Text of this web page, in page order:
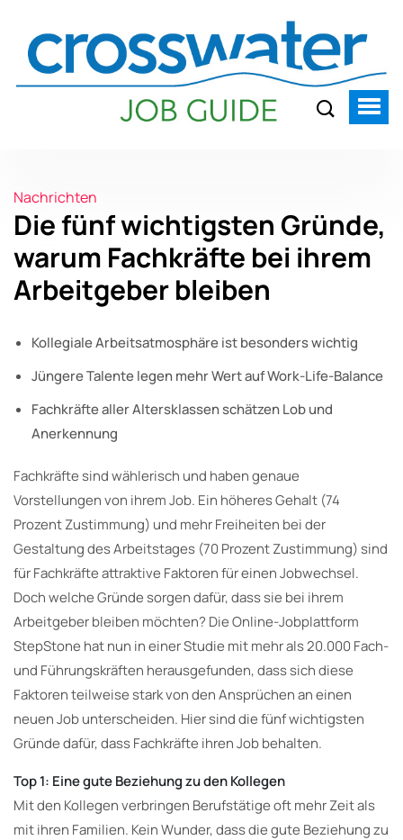
Nachrichten
Die fünf wichtigsten Gründe,
warum Fachkräfte bei ihrem
Arbeitgeber bleiben
Kollegiale Arbeitsatmosphäre ist besonders wichtig
Jüngere Talente legen mehr Wert auf Work-Life-Balance
Fachkräfte aller Altersklassen schätzen Lob und
Anerkennung
Fachkräfte sind wählerisch und haben genaue
Vorstellungen von ihrem Job. Ein höheres Gehalt (74
Prozent Zustimmung) und mehr Freiheiten bei der
Gestaltung des Arbeitstages (70 Prozent Zustimmung) sind
für Fachkräfte attraktive Faktoren für einen Jobwechsel.
Doch welche Gründe sorgen dafür, dass sie bei ihrem
Arbeitgeber bleiben möchten? Die Online-Jobplattform
StepStone hat nun in einer Studie mit mehr als 20.000 Fach-
und Führungskräften herausgefunden, dass sich diese
Faktoren teilweise stark von den Ansprüchen an einen
neuen Job unterscheiden. Hier sind die fünf wichtigsten
Gründe dafür, dass Fachkräfte ihren Job behalten.
Top 1: Eine gute Beziehung zu den Kollegen
Mit den Kollegen verbringen Berufstätige oft mehr Zeit als
mit ihren Familien. Kein Wunder, dass die gute Beziehung zu